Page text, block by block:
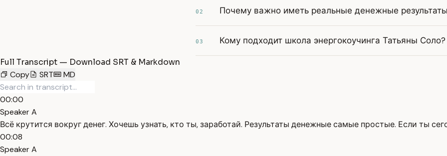
02 Почему важно иметь реальные денежные
03 Кому подходит школа энергокоучинга Татьяны Соло?
Full Transcript — Download SRT & Markdown
Copy
SRT MD
00:00
Speaker A
Всё крутится вокруг денег. Хочешь узнать, кто ты, заработай. Результаты денежные самые простые. Если ты
00:08
Speaker A